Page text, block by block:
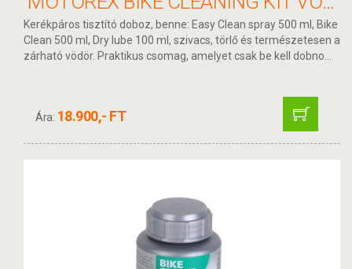
Kerékpáros tisztító doboz, benne: Easy Clean spray 500 ml, Bike
Clean 500 ml, Dry lube 100 ml, szivacs, törlő és természetesen a
zárható vödör. Praktikus csomag, amelyet csak be kell dobno...
Ára: 18.900,- FT